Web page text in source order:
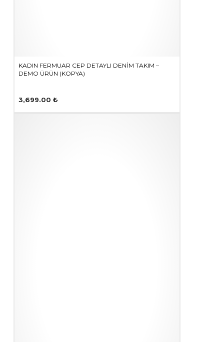
KADIN FERMUAR CEP DETAYLI DENIM TAKIM –
DEMO ÜRÜN (KOPYA)
3,699.00₺